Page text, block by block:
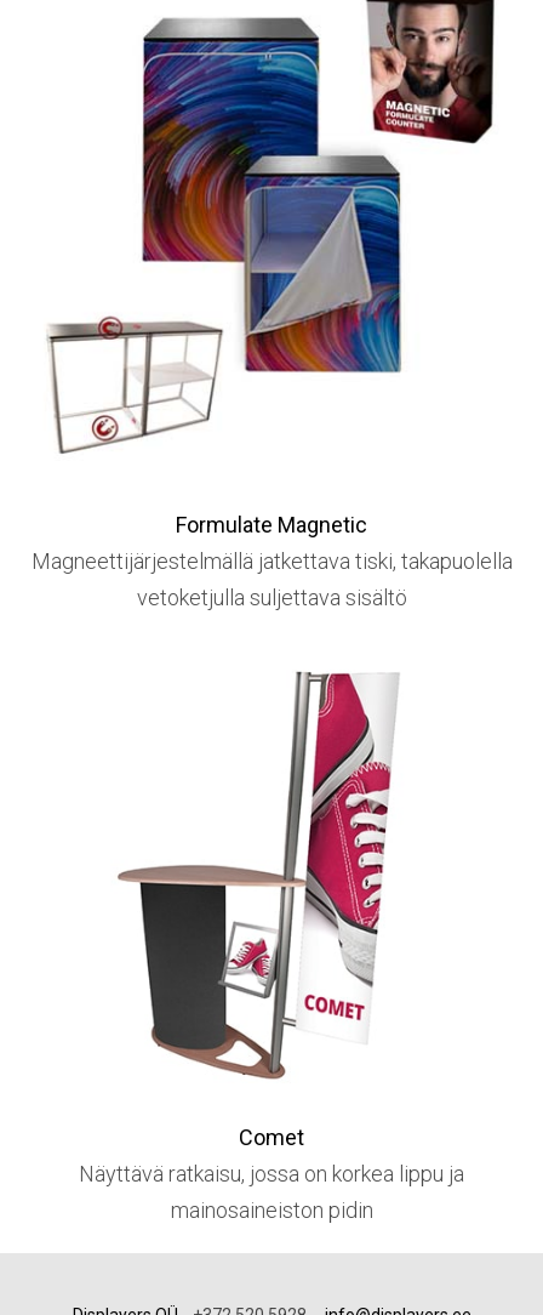
Formulate Magnetic
Magneettijärjestelmällä jatkettava tiski, takapuolella
vetoketjulla suljettava sisältö
Comet
Näyttävä ratkaisu, jossa on korkea lippu ja
mainosaineiston pidin